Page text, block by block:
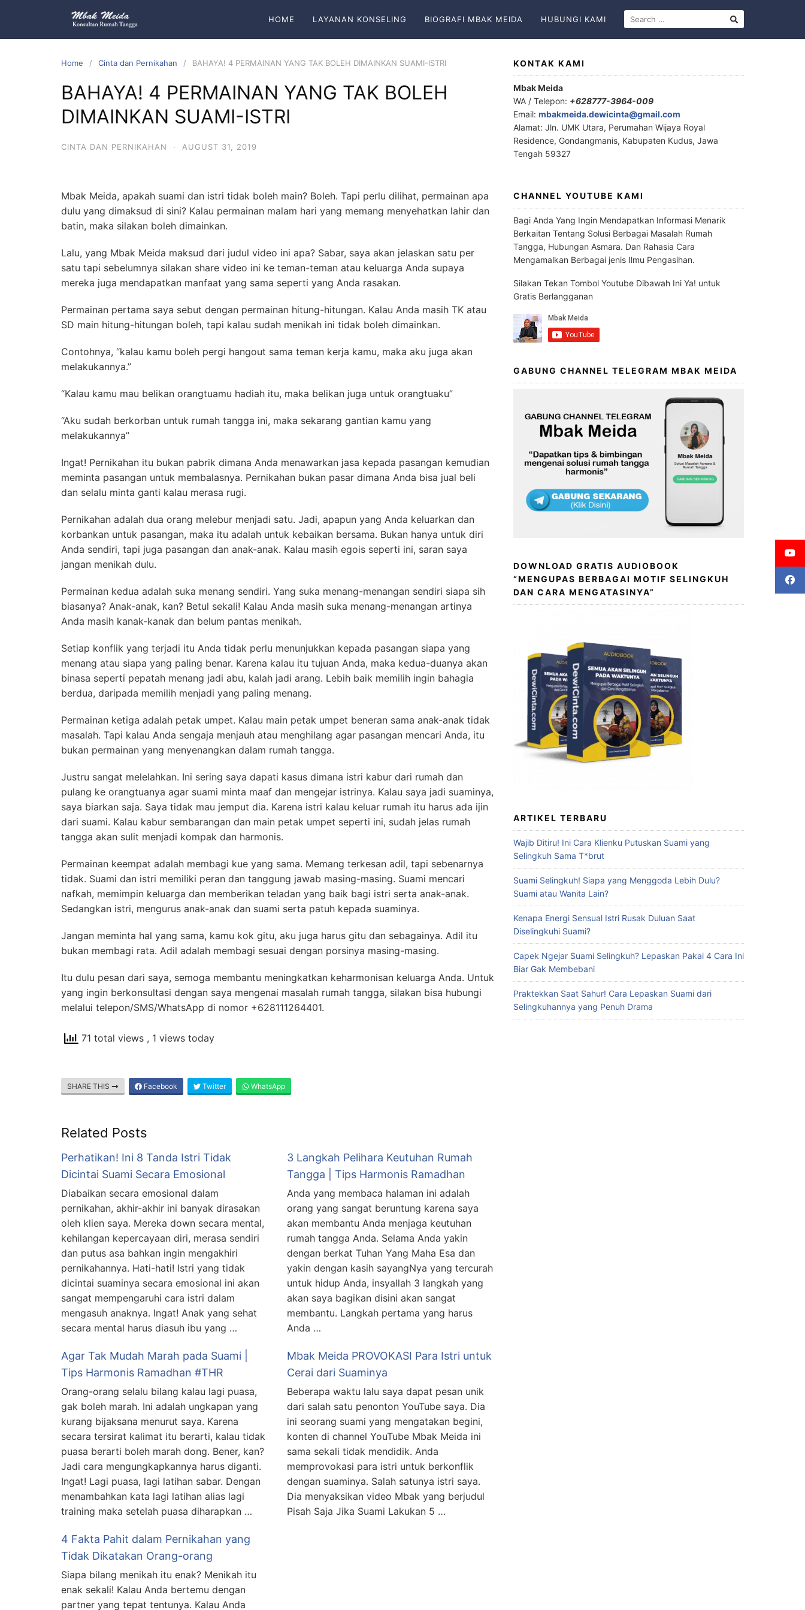
HOME LAYANAN KONSELING BIOGRAFI MBAK MEIDA HUBUNGI KAMI
Home Cinta dan Pernikahan BAHAYA! 4 PERMAINAN YANG TAK BOLEH DIMAINKAN SUAMI-ISTRI
BAHAYA! 4 PERMAINAN YANG TAK BOLEH
DIMAINKAN SUAMI-ISTRI
CINTA DAN PERNIKAHAN · AUGUST 31, 2019
Mbak Meida, apakah suami dan istri tidak boleh main? Boleh. Tapi perlu dilihat, permainan apa
dulu yang dimaksud di sini? Kalau permainan malam hari yang memang menyehatkan lahir dan
batin, maka silakan boleh dimainkan.
Lalu, yang Mbak Meida maksud dari judul video ini apa? Sabar, saya akan jelaskan satu per
satu tapi sebelumnya silakan share video ini ke teman-teman atau keluarga Anda supaya
mereka juga mendapatkan manfaat yang sama seperti yang Anda rasakan.
Permainan pertama saya sebut dengan permainan hitung-hitungan. Kalau Anda masih TK atau
SD main hitung-hitungan boleh, tapi kalau sudah menikah ini tidak boleh dimainkan.
Contohnya, “kalau kamu boleh pergi hangout sama teman kerja kamu, maka aku juga akan
melakukannya.”
“Kalau kamu mau belikan orangtuamu hadiah itu, maka belikan juga untuk orangtuaku”
“Aku sudah berkorban untuk rumah tangga ini, maka sekarang gantian kamu yang
melakukannya”
Ingat! Pernikahan itu bukan pabrik dimana Anda menawarkan jasa kepada pasangan kemudian
meminta pasangan untuk membalasnya. Pernikahan bukan pasar dimana Anda bisa jual beli
dan selalu minta ganti kalau merasa rugi.
Pernikahan adalah dua orang melebur menjadi satu. Jadi, apapun yang Anda keluarkan dan
korbankan untuk pasangan, maka itu adalah untuk kebaikan bersama. Bukan hanya untuk diri
Anda sendiri, tapi juga pasangan dan anak-anak. Kalau masih egois seperti ini, saran saya
jangan menikah dulu.
Permainan kedua adalah suka menang sendiri. Yang suka menang-menangan sendiri siapa sih
biasanya? Anak-anak, kan? Betul sekali! Kalau Anda masih suka menang-menangan artinya
Anda masih kanak-kanak dan belum pantas menikah.
Setiap konflik yang terjadi itu Anda tidak perlu menunjukkan kepada pasangan siapa yang
menang atau siapa yang paling benar. Karena kalau itu tujuan Anda, maka kedua-duanya akan
binasa seperti pepatah menang jadi abu, kalah jadi arang. Lebih baik memilih ingin bahagia
berdua, daripada memilih menjadi yang paling menang.
Permainan ketiga adalah petak umpet. Kalau main petak umpet beneran sama anak-anak tidak
masalah. Tapi kalau Anda sengaja menjauh atau menghilang agar pasangan mencari Anda, itu
bukan permainan yang menyenangkan dalam rumah tangga.
Justru sangat melelahkan. Ini sering saya dapati kasus dimana istri kabur dari rumah dan
pulang ke orangtuanya agar suami minta maaf dan mengejar istrinya. Kalau saya jadi suaminya,
saya biarkan saja. Saya tidak mau jemput dia. Karena istri kalau keluar rumah itu harus ada ijin
dari suami. Kalau kabur sembarangan dan main petak umpet seperti ini, sudah jelas rumah
tangga akan sulit menjadi kompak dan harmonis.
Permainan keempat adalah membagi kue yang sama. Memang terkesan adil, tapi sebenarnya
tidak. Suami dan istri memiliki peran dan tanggung jawab masing-masing. Suami mencari
nafkah, memimpin keluarga dan memberikan teladan yang baik bagi istri serta anak-anak.
Sedangkan istri, mengurus anak-anak dan suami serta patuh kepada suaminya.
Jangan meminta hal yang sama, kamu kok gitu, aku juga harus gitu dan sebagainya. Adil itu
bukan membagi rata. Adil adalah membagi sesuai dengan porsinya masing-masing.
Itu dulu pesan dari saya, semoga membantu meningkatkan keharmonisan keluarga Anda. Untuk
yang ingin berkonsultasi dengan saya mengenai masalah rumah tangga, silakan bisa hubungi
melalui telepon/SMS/WhatsApp di nomor +628111264401.
71 total views , 1 views today
SHARE THIS Facebook Twitter WhatsApp
Related Posts
Perhatikan! Ini 8 Tanda Istri Tidak
Dicintai Suami Secara Emosional
Diabaikan secara emosional dalam
pernikahan, akhir-akhir ini banyak dirasakan
oleh klien saya. Mereka down secara mental,
kehilangan kepercayaan diri, merasa sendiri
dan putus asa bahkan ingin mengakhiri
pernikahannya. Hati-hati! Istri yang tidak
dicintai suaminya secara emosional ini akan
sangat mempengaruhi cara istri dalam
mengasuh anaknya. Ingat! Anak yang sehat
secara mental harus diasuh ibu yang …
3 Langkah Pelihara Keutuhan Rumah
Tangga | Tips Harmonis Ramadhan
Anda yang membaca halaman ini adalah
orang yang sangat beruntung karena saya
akan membantu Anda menjaga keutuhan
rumah tangga Anda. Selama Anda yakin
dengan berkat Tuhan Yang Maha Esa dan
yakin dengan kasih sayangNya yang tercurah
untuk hidup Anda, insyallah 3 langkah yang
akan saya bagikan disini akan sangat
membantu. Langkah pertama yang harus
Anda …
Agar Tak Mudah Marah pada Suami |
Tips Harmonis Ramadhan #THR
Orang-orang selalu bilang kalau lagi puasa,
gak boleh marah. Ini adalah ungkapan yang
kurang bijaksana menurut saya. Karena
secara tersirat kalimat itu berarti, kalau tidak
puasa berarti boleh marah dong. Bener, kan?
Jadi cara mengungkapkannya harus diganti.
Ingat! Lagi puasa, lagi latihan sabar. Dengan
menambahkan kata lagi latihan alias lagi
training maka setelah puasa diharapkan …
Mbak Meida PROVOKASI Para Istri untuk
Cerai dari Suaminya
Beberapa waktu lalu saya dapat pesan unik
dari salah satu penonton YouTube saya. Dia
ini seorang suami yang mengatakan begini,
konten di channel YouTube Mbak Meida ini
sama sekali tidak mendidik. Anda
memprovokasi para istri untuk berkonflik
dengan suaminya. Salah satunya istri saya.
Dia menyaksikan video Mbak yang berjudul
Pisah Saja Jika Suami Lakukan 5 …
4 Fakta Pahit dalam Pernikahan yang
Tidak Dikatakan Orang-orang
Siapa bilang menikah itu enak? Menikah itu
enak sekali! Kalau Anda bertemu dengan
partner yang tepat tentunya. Kalau Anda
KONTAK KAMI
Mbak Meida
WA / Telepon: +628777-3964-009
Email: mbakmeida.dewicinta@gmail.com
Alamat: Jln. UMK Utara, Perumahan Wijaya Royal
Residence, Gondangmanis, Kabupaten Kudus, Jawa
Tengah 59327
CHANNEL YOUTUBE KAMI
Bagi Anda Yang Ingin Mendapatkan Informasi Menarik
Berkaitan Tentang Solusi Berbagai Masalah Rumah
Tangga, Hubungan Asmara. Dan Rahasia Cara
Mengamalkan Berbagai jenis Ilmu Pengasihan.
Silakan Tekan Tombol Youtube Dibawah Ini Ya! untuk
Gratis Berlangganan
GABUNG CHANNEL TELEGRAM MBAK MEIDA
DOWNLOAD GRATIS AUDIOBOOK
“MENGUPAS BERBAGAI MOTIF SELINGKUH
DAN CARA MENGATASINYA”
ARTIKEL TERBARU
Wajib Ditiru! Ini Cara Klienku Putuskan Suami yang
Selingkuh Sama T*brut
Suami Selingkuh! Siapa yang Menggoda Lebih Dulu?
Suami atau Wanita Lain?
Kenapa Energi Sensual Istri Rusak Duluan Saat
Diselingkuhi Suami?
Capek Ngejar Suami Selingkuh? Lepaskan Pakai 4 Cara Ini
Biar Gak Membebani
Praktekkan Saat Sahur! Cara Lepaskan Suami dari
Selingkuhannya yang Penuh Drama